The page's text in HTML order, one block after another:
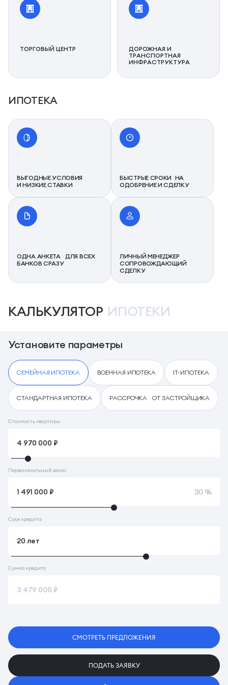
ТОРГОВЫЙ ЦЕНТР
ДОРОЖНАЯ И
ТРАНСПОРТНАЯ
ИНФРАСТРУКТУРА
ИПОТЕКА
ВЫГОДНЫЕ УСЛОВИЯ
И НИЗКИЕ СТАВКИ
БЫСТРЫЕ СРОКИ НА
ОДОБРЕНИЕ И СДЕЛКУ
ОДНА АНКЕТА ДЛЯ ВСЕХ
БАНКОВ СРАЗУ
ЛИЧНЫЙ МЕНЕДЖЕР
СОПРОВОЖДАЮЩИЙ
СДЕЛКУ
КАЛЬКУЛЯТОР ИПОТЕКИ
Установите параметры
СЕМЕЙНАЯ ИПОТЕКА ВОЕННАЯ ИПОТЕКА IT-ИПОТЕКА
СТАНДАРТНАЯ ИПОТЕКА РАССРОЧКА ОТ ЗАСТРОЙЩИКА
Стоимость квартиры
Первоначальный взнос
30 %
Срок кредита
Сумма кредита
СМОТРЕТЬ ПРЕДЛОЖЕНИЯ
ПОДАТЬ ЗАЯВКУ